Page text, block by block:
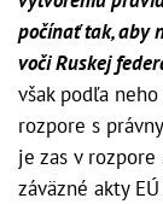
počínať tak, aby
voči Ruskej
však podľa
rozpore s
je zas v
záväzné akty